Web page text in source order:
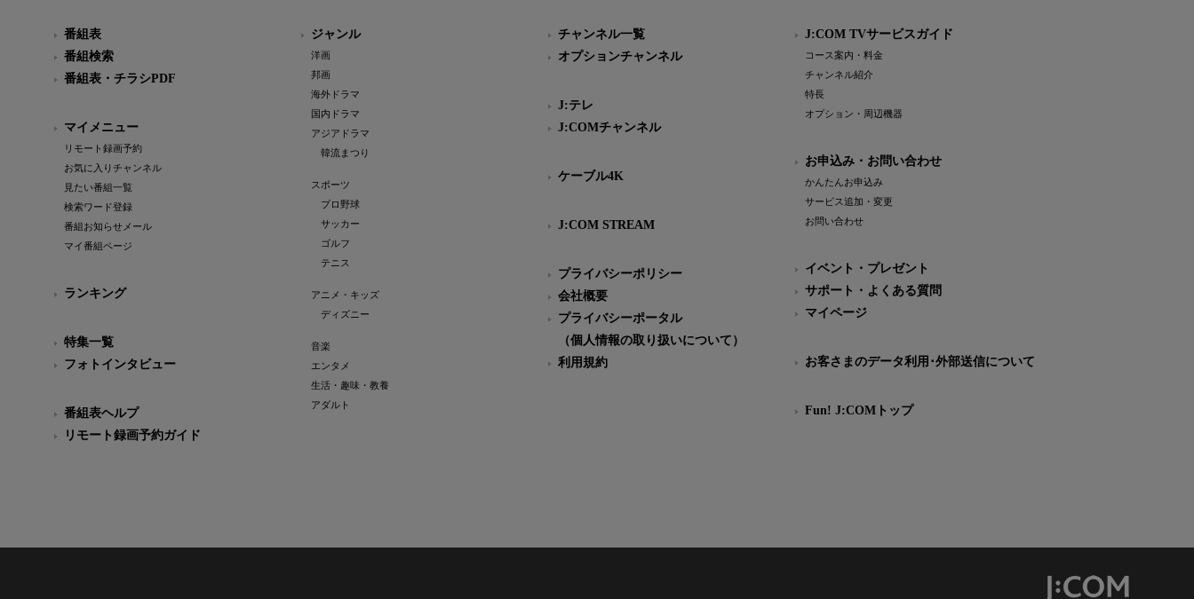
番組表
番組検索
番組表・チラシPDF
マイメニュー
リモート録画予約
お気に入りチャンネル
見たい番組一覧
検索ワード登録
番組お知らせメール
マイ番組ページ
ランキング
特集一覧
フォトインタビュー
番組表ヘルプ
リモート録画予約ガイド
ジャンル
洋画
邦画
海外ドラマ
国内ドラマ
アジアドラマ
韓流まつり
スポーツ
プロ野球
サッカー
ゴルフ
テニス
アニメ・キッズ
ディズニー
音楽
エンタメ
生活・趣味・教養
アダルト
チャンネル一覧
オプションチャンネル
J:テレ
J:COMチャンネル
ケーブル4K
J:COM STREAM
プライバシーポリシー
会社概要
プライバシーポータル
（個人情報の取り扱いについて）
利用規約
J:COM TVサービスガイド
コース案内・料金
チャンネル紹介
特長
オプション・周辺機器
お申込み・お問い合わせ
かんたんお申込み
サービス追加・変更
お問い合わせ
イベント・プレゼント
サポート・よくある質問
マイページ
お客さまのデータ利用･外部送信について
Fun! J:COMトップ